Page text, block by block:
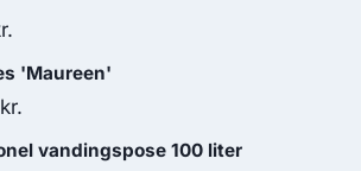
'Maureen'
kr.
vandingspose 100 liter